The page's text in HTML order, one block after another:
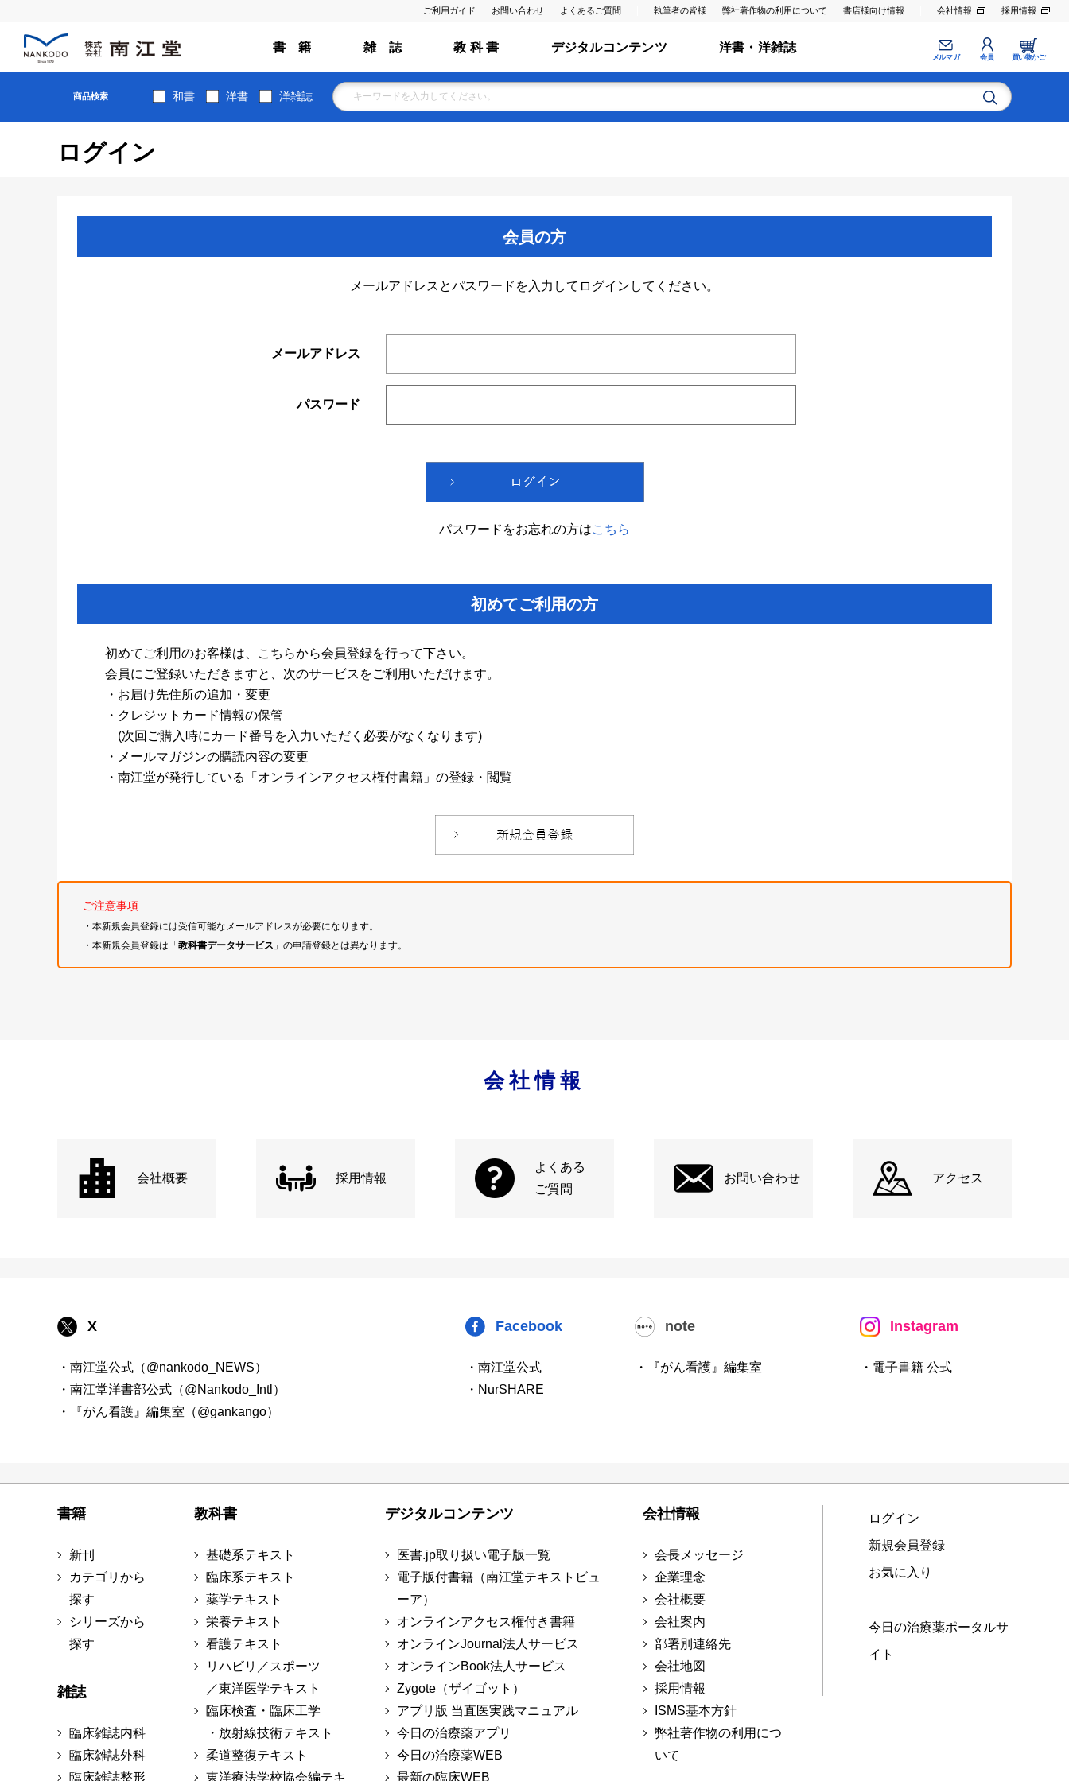
ご利用ガイド お問い合わせ よくあるご質問 執筆者の皆様 弊社著作物の利用について 書店様向け情報 会社情報 採用情報
書 籍 雑 誌 教 科 書 デジタルコンテンツ 洋書・洋雑誌
メルマガ 会員 買い物かご
商品検索 和書 洋書 洋雑誌
ログイン
会員の方
メールアドレスとパスワードを入力してログインしてください。
メールアドレス
パスワード
パスワードをお忘れの方はこちら
初めてご利用の方
初めてご利用のお客様は、こちらから会員登録を行って下さい。
会員にご登録いただきますと、次のサービスをご利用いただけます。
・お届け先住所の追加・変更
・クレジットカード情報の保管
(次回ご購入時にカード番号を入力いただく必要がなくなります)
・メールマガジンの購読内容の変更
・南江堂が発行している「オンラインアクセス権付書籍」の登録・閲覧
ご注意事項
・本新規会員登録には受信可能なメールアドレスが必要になります。
・本新規会員登録は「教科書データサービス 」の申請登録とは異なります。
会社情報
会社概要 採用情報
よくある
ご質問
お問い合わせ アクセス
X
・南江堂公式（@nankodo_NEWS）
・南江堂洋書部公式（@Nankodo_Intl）
・『がん看護』編集室（@gankango）
Facebook
・南江堂公式
・NurSHARE
note
・『がん看護』編集室
Instagram
・電子書籍 公式
書籍
新刊
カテゴリから
探す
シリーズから
探す
雑誌
臨床雑誌内科
臨床雑誌外科
臨床雑誌整形
教科書
基礎系テキスト
臨床系テキスト
薬学テキスト
栄養テキスト
看護テキスト
リハビリ／スポーツ
／東洋医学テキスト
臨床検査・臨床工学
・放射線技術テキスト
柔道整復テキスト
東洋療法学校協会編テキ
デジタルコンテンツ
医書.jp取り扱い電子版一覧
電子版付書籍（南江堂テキストビュ
ーア）
オンラインアクセス権付き書籍
オンラインJournal法人サービス
オンラインBook法人サービス
Zygote（ザイゴット）
アプリ版 当直医実践マニュアル
今日の治療薬アプリ
今日の治療薬WEB
最新の臨床WEB
会社情報
会長メッセージ
企業理念
会社概要
会社案内
部署別連絡先
会社地図
採用情報
ISMS基本方針
弊社著作物の利用につ
いて
ログイン
新規会員登録
お気に入り
今日の治療薬ポータルサ
イト